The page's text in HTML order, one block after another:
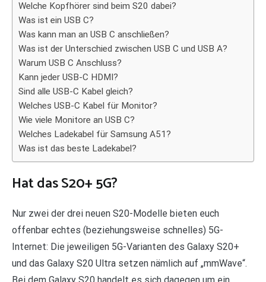
Welche Kopfhörer sind beim S20 dabei?
Was ist ein USB C?
Was kann man an USB C anschließen?
Was ist der Unterschied zwischen USB C und USB A?
Warum USB C Anschluss?
Kann jeder USB-C HDMI?
Sind alle USB-C Kabel gleich?
Welches USB-C Kabel für Monitor?
Wie viele Monitore an USB C?
Welches Ladekabel für Samsung A51?
Was ist das beste Ladekabel?
Hat das S20+ 5G?
Nur zwei der drei neuen S20-Modelle bieten euch
offenbar echtes (beziehungsweise schnelles) 5G-
Internet: Die jeweiligen 5G-Varianten des Galaxy S20+
und das Galaxy S20 Ultra setzen nämlich auf „mmWave“.